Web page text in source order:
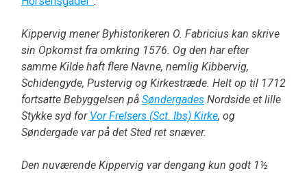
Kippervig mener Byhistorikeren O. Fabricius kan skrive
sin Opkomst fra omkring 1576. Og den har efter
samme Kilde haft flere Navne, nemlig Kibbervig,
Schidengyde, Pustervig og Kirkestræde. Helt op til 1712
fortsatte Bebyggelsen på SøndergadesNordside et lille
Stykke syd for Vor Frelsers (Sct. Ibs) Kirke, og
Søndergade var på det Sted ret snæver.
Den nuværende Kippervig var dengang kun godt 1½